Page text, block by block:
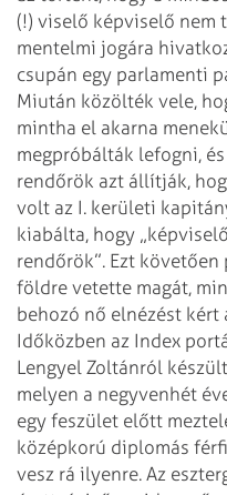
(!) viselő képviselő nem
mentelmi jogára
csupán egy parlamenti
Miután közölték vele,
mintha el akarna
megpróbálták lefogni,
rendőrök azt állítják,
volt az I. kerületi
kiabálta, hogy
rendőrök”. Ezt
földre vetette magát,
behozó nő elnézést
Időközben az Index
Lengyel Zoltánról készült
melyen a negyvenhét
egy feszület előtt
középkorú diplomás
vesz rá ilyenre. Az